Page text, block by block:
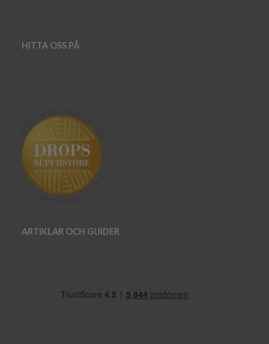
HITTA OSS PÅ
ARTIKLAR OCH GUIDER